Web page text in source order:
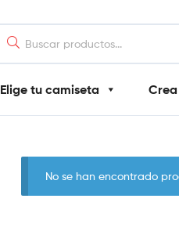
Elige tu camiseta
No se han encontrado